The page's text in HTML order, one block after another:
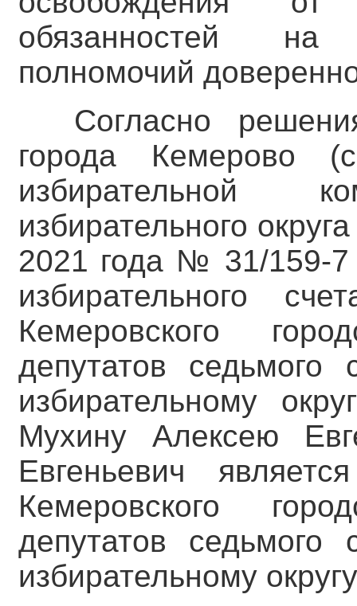
обязанностей на
полномочий
Согласно
города Кемерово
избирательной
избирательного
2021 года № 31/159-7
избирательного
Кемеровского
депутатов седьмого
избирательному
Мухину Алексею
Евгеньевич
Кемеровского
депутатов седьмого
избирательному